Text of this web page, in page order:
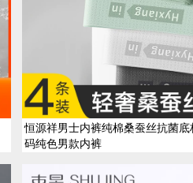
恒源祥男士内裤纯棉桑蚕丝抗菌
码纯色男款内裤